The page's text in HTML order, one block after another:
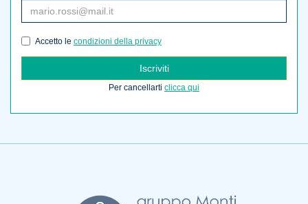
Accetto le condizioni della privacy
Iscriviti
Per cancellarti clicca qui